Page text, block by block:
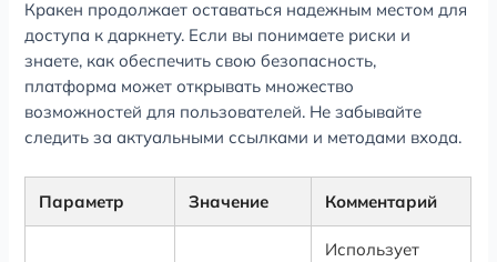
Кракен продолжает оставаться надежным местом для
доступа к даркнету. Если вы понимаете риски и
знаете, как обеспечить свою безопасность,
платформа может открывать множество
возможностей для пользователей. Не забывайте
следить за актуальными ссылками и методами входа.
Параметр Значение Комментарий
Использует